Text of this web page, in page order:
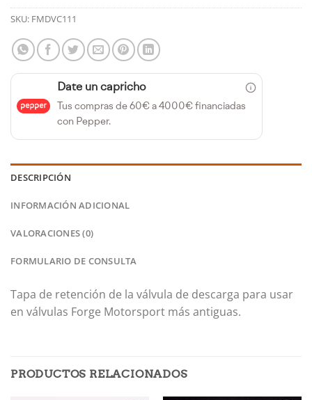
SKU: FMDVC111
Date un capricho
Tus compras de 60€ a 4000€ financiadas
con Pepper.
DESCRIPCIÓN
INFORMACIÓN ADICIONAL
VALORACIONES (0)
FORMULARIO DE CONSULTA
Tapa de retención de la válvula de descarga para usar
en válvulas Forge Motorsport más antiguas.
PRODUCTOS RELACIONADOS